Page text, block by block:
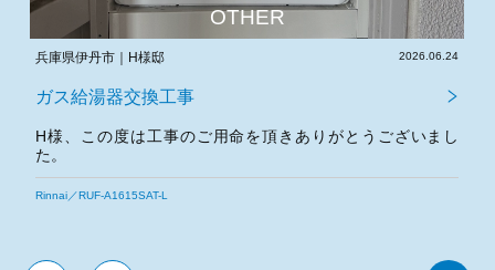
OTHER
兵庫県伊丹市｜H様邸 2026.06.24
ガス給湯器交換工事
H様、この度は工事のご用命を頂きありがとうございまし
た。
今後とも宜しくお願いいたします。
Rinnai／RUF-A1615SAT-L